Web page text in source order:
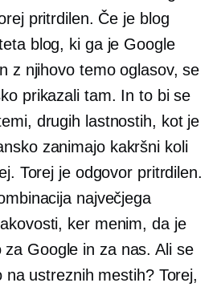
pritrdilen. Če je blog
blog, ki ga je Google
z njihovo temo oglasov, se
prikazali tam. In to bi se
drugih lastnostih, kot je
zanimajo kakršni koli
Torej je odgovor pritrdilen.
največjega
ker menim, da je
Google in za nas. Ali se
na ustreznih mestih? Torej,